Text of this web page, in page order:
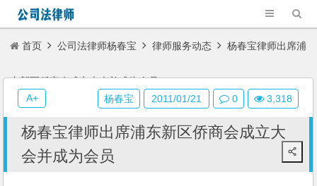
首页 公司法律师杨春宝 律师服务动态 杨春宝律师出席浦
东新区侨商会成立大会并成为会员
杨春宝律师出席浦东新区侨商会成立大
会并成为会员
杨春宝 2011/01/21 0 3,318
A+